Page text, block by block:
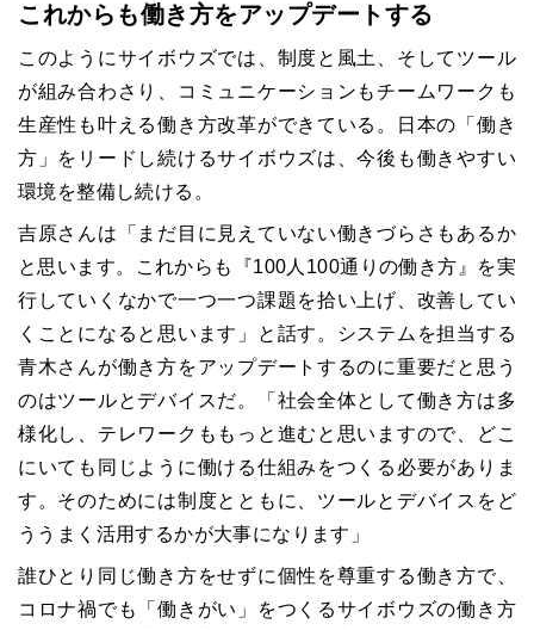
これからも働き方をアップデートする
このようにサイボウズでは、制度と風土、そしてツール
が組み合わさり、コミュニケーションもチームワークも
生産性も叶える働き方改革ができている。日本の「働き
方」をリードし続けるサイボウズは、今後も働きやすい
環境を整備し続ける。
吉原さんは「まだ目に見えていない働きづらさもあるか
と思います。これからも『100人100通りの働き方』を実
行していくなかで一つ一つ課題を拾い上げ、改善してい
くことになると思います」と話す。システムを担当する
青木さんが働き方をアップデートするのに重要だと思う
のはツールとデバイスだ。「社会全体として働き方は多
様化し、テレワークももっと進むと思いますので、どこ
にいても同じように働ける仕組みをつくる必要がありま
す。そのためには制度とともに、ツールとデバイスをど
ううまく活用するかが大事になります」
誰ひとり同じ働き方をせずに個性を尊重する働き方で、
コロナ禍でも「働きがい」をつくるサイボウズの働き方